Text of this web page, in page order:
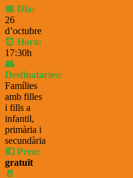
📅 Dia:
26
d’octubre
⏰ Hora:
17:30h
👥
Destinatàries:
Famílies
amb filles
i fills a
infantil,
primària i
secundària
💶 Preu:
gratuït
🚪